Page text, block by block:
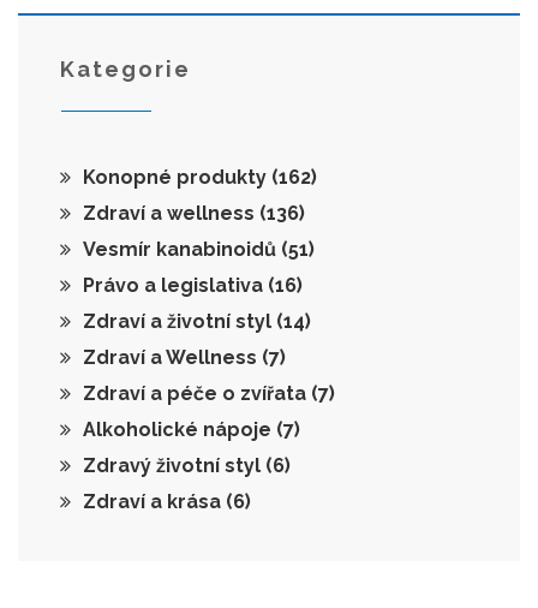
Kategorie
Konopné produkty (162)
Zdraví a wellness (136)
Vesmír kanabinoidů (51)
Právo a legislativa (16)
Zdraví a životní styl (14)
Zdraví a Wellness (7)
Zdraví a péče o zvířata (7)
Alkoholické nápoje (7)
Zdravý životní styl (6)
Zdraví a krása (6)